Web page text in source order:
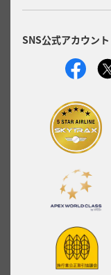
SNS公式アカウント